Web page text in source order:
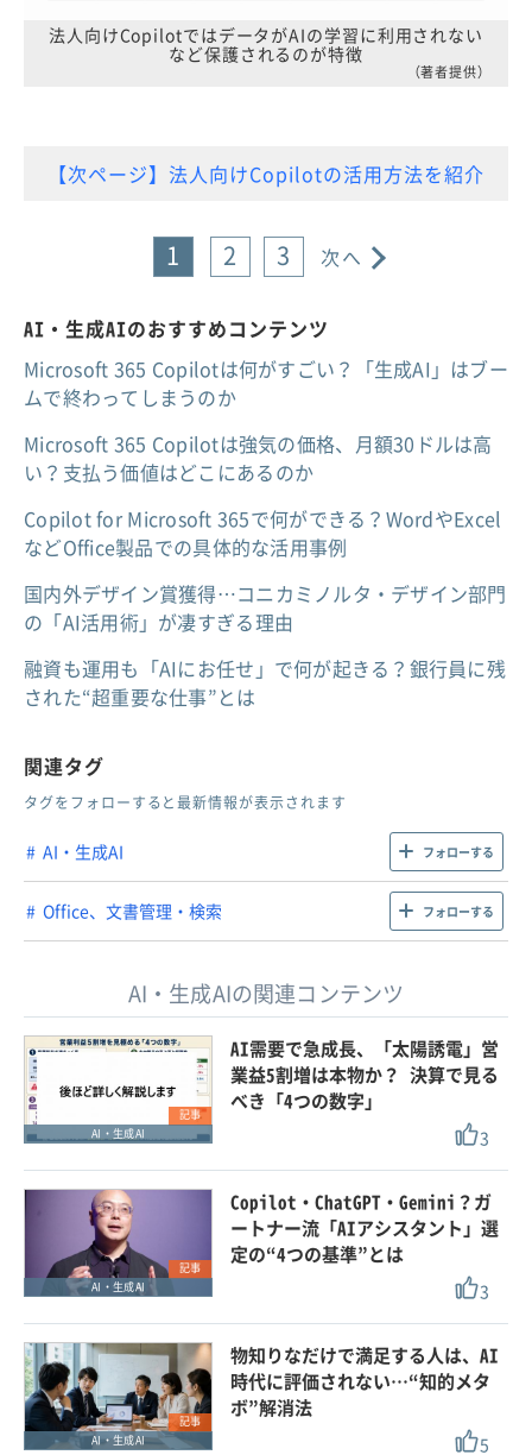
法人向けCopilotではデータがAIの学習に利用されない
など保護されるのが特徴
（著者提供）
【次ページ】法人向けCopilotの活用方法を紹介
1 2 3 次へ
AI・生成AIのおすすめコンテンツ
Microsoft 365 Copilotは何がすごい？「生成AI」はブー
ムで終わってしまうのか
Microsoft 365 Copilotは強気の価格、月額30ドルは高
い？支払う価値はどこにあるのか
Copilot for Microsoft 365で何ができる？WordやExcel
などOffice製品での具体的な活用事例
国内外デザイン賞獲得…コニカミノルタ・デザイン部門
の「AI活用術」が凄すぎる理由
融資も運用も「AIにお任せ」で何が起きる？銀行員に残
された“超重要な仕事”とは
関連タグ
タグをフォローすると最新情報が表示されます
AI・生成AI フォローする
Office、文書管理・検索 フォローする
AI・生成AIの関連コンテンツ
記事
AI・生成AI
AI需要で急成長、「太陽誘電」営
業益5割増は本物か？ 決算で見る
べき「4つの数字」
3
記事
AI・生成AI
Copilot・ChatGPT・Gemini？ガ
ートナー流「AIアシスタント」選
定の“4つの基準”とは
3
記事
AI・生成AI
物知りなだけで満足する人は、AI
時代に評価されない…“知的メタ
ボ”解消法
5